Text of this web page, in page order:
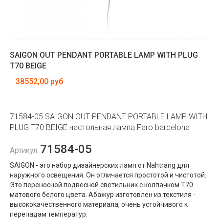
SAIGON OUT PENDANT PORTABLE LAMP WITH PLUG
T70 BEIGE
38552,00 руб
71584-05 SAIGON OUT PENDANT PORTABLE LAMP WITH
PLUG T70 BEIGE настольная лампа Faro barcelona
Артикул 71584-05
SAIGON - это набор дизайнерских ламп от Nahtrang для
наружного освещения. Он отличается простотой и чистотой.
Это переносной подвесной светильник с колпачком T70
матового белого цвета. Абажур изготовлен из текстиля -
высококачественного материала, очень устойчивого к
перепадам температур.